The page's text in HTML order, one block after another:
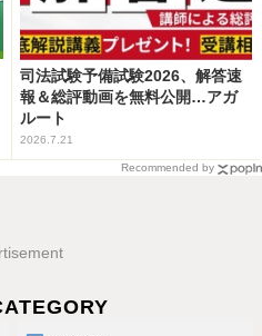
司法試験予備試験2026、解答速
報＆総評動画を無料公開…アガ
ルート
2026.7.21
Recommended by